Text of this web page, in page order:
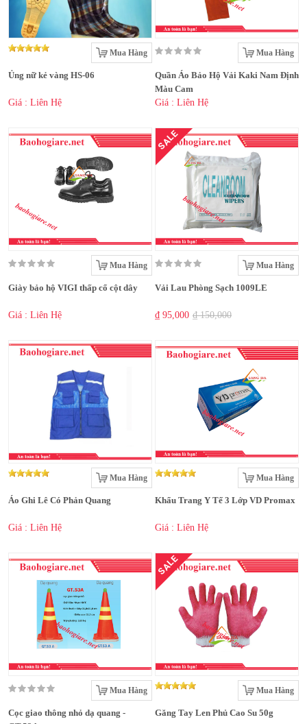
Mua Hàng
Ủng nữ kẻ vàng HS-06
Giá : Liên Hệ
Mua Hàng
Quần Áo Bảo Hộ Vải Kaki Nam Định
Màu Cam
Giá : Liên Hệ
Mua Hàng
Giày bảo hộ VIGI thấp cổ cột dây
Giá : Liên Hệ
SALE
Mua Hàng
Vải Lau Phòng Sạch 1009LE
₫ 95,000 ₫ 150,000
Mua Hàng
Áo Ghi Lê Có Phản Quang
Giá : Liên Hệ
Mua Hàng
Khẩu Trang Y Tế 3 Lớp VD Promax
Giá : Liên Hệ
Mua Hàng
Cọc giao thông nhỏ dạ quang -
SALE
Mua Hàng
Găng Tay Len Phủ Cao Su 50g